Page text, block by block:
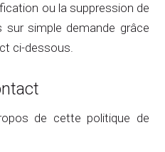
ou la suppression de
sur simple demande grâce
ci-dessous.
de cette politique de